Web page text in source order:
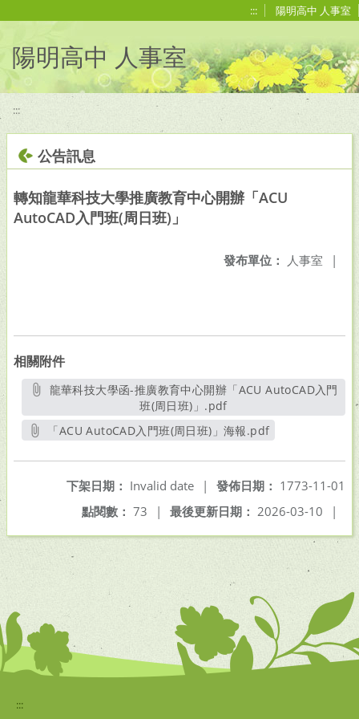
::: 陽明高中 人事室
陽明高中 人事室
:::
公告訊息
轉知龍華科技大學推廣教育中心開辦「ACU
AutoCAD入門班(周日班)」
發布單位： 人事室 |
相關附件
班(周日班)」.pdf另開新視窗
「ACU AutoCAD入門班(周日班)」海報.pdf
發佈日期： 1773-11-01
下架日期： Invalid date
|
最後更新日期： 2026-03-10 |
點閱數： 73 |
:::